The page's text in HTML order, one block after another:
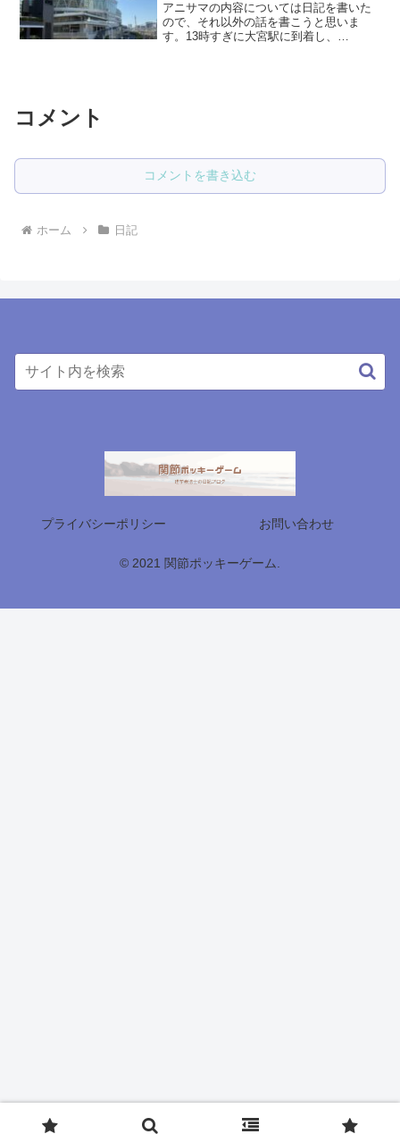
アニサマの内容については日記を書いた
ので、それ以外の話を書こうと思いま
す。13時すぎに大宮駅に到着し、
コメント
コメントを書き込む
ホーム 日記
プライバシーポリシー お問い合わせ
© 2021 関節ポッキーゲーム.